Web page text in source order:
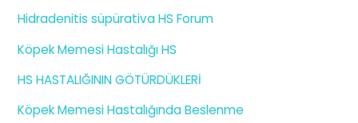
Hidradenitis süpürativa HS Forum
Köpek Memesi Hastalığı HS
HS HASTALIĞININ GÖTÜRDÜKLERİ
Köpek Memesi Hastalığında Beslenme